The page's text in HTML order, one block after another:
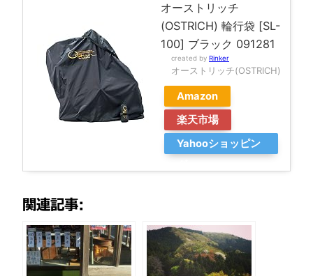
オーストリッチ
(OSTRICH) 輪行袋 [SL-
100] ブラック 091281
created by Rinker
オーストリッチ(OSTRICH)
Amazon
楽天市場
Yahooショッピン
関連記事: